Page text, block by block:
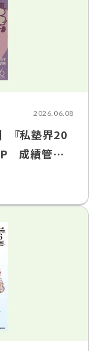
2026.06.08
『私塾界20
成績管理
へ「FLENS